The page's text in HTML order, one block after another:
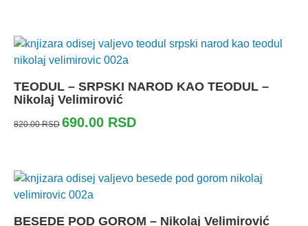
TEODUL – SRPSKI NAROD KAO TEODUL –
Nikolaj Velimirović
820.00RSD 690.00 RSD
BESEDE POD GOROM – Nikolaj Velimirović